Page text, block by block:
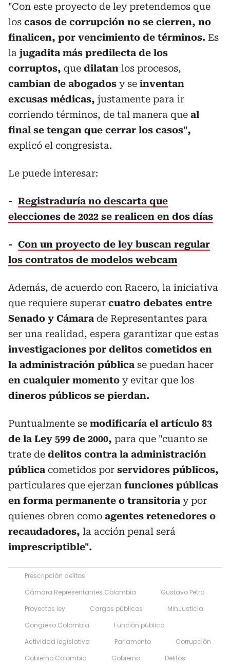
"Con este proyecto de ley pretendemos que
los casos de corrupción no se cierren, no
finalicen, por vencimiento de términos. Es
la jugadita más predilecta de los
corruptos, que dilatan los procesos,
cambian de abogados y se inventan
excusas médicas, justamente para ir
corriendo términos, de tal manera que al
final se tengan que cerrar los casos",
explicó el congresista.
Le puede interesar:
- Registraduría no descarta que
elecciones de 2022 se realicen en dos días
- Con un proyecto de ley buscan regular
los contratos de modelos webcam
Además, de acuerdo con Racero, la iniciativa
que requiere superar cuatro debates entre
Senado y Cámara de Representantes para
ser una realidad, espera garantizar que estas
investigaciones por delitos cometidos en
la administración pública se puedan hacer
en cualquier momento y evitar que los
dineros públicos se pierdan.
Puntualmente se modificaría el artículo 83
de la Ley 599 de 2000, para que "cuanto se
trate de delitos contra la administración
pública cometidos por servidores públicos,
particulares que ejerzan funciones públicas
en forma permanente o transitoria y por
quienes obren como agentes retenedores o
recaudadores, la acción penal será
imprescriptible".
Prescripción delitos
Cámara Representantes Colombia
Gustavo Petro
Proyectos ley
Cargos públicos
MinJusticia
Congreso Colombia
Función pública
Actividad legislativa
Parlamento
Corrupción
Gobierno Colombia
Gobierno Delitos